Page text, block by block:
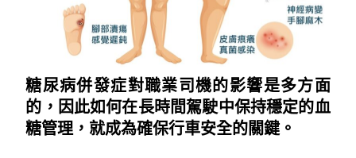
糖尿病併發症對職業司機的影響是多方面
的，因此如何在長時間駕駛中保持穩定的血
糖管理，就成為確保行車安全的關鍵。